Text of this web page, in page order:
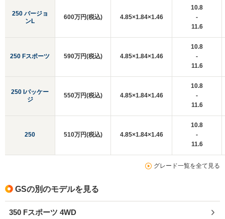
250 バージョ
ンL
250 Fスポーツ
250 Iパッケー
ジ
250
600万円(税込) 4.85×1.84×1.46
10.8
-
11.6
590万円(税込) 4.85×1.84×1.46
10.8
-
11.6
550万円(税込) 4.85×1.84×1.46
10.8
-
11.6
510万円(税込) 4.85×1.84×1.46
10.8
-
11.6
グレード一覧を全て見る
GSの別のモデルを見る
350 Fスポーツ 4WD